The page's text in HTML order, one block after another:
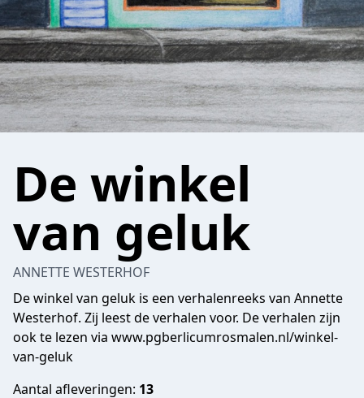
De winkel
van geluk
ANNETTE WESTERHOF
De winkel van geluk is een verhalenreeks van Annette
Westerhof. Zij leest de verhalen voor. De verhalen zijn
ook te lezen via www.pgberlicumrosmalen.nl/winkel-
van-geluk
Aantal afleveringen: 13